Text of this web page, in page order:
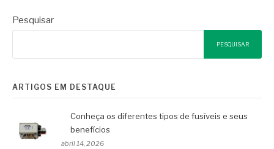
Pesquisar
PESQUISAR
ARTIGOS EM DESTAQUE
Conheça os diferentes tipos de fusíveis e seus
benefícios
abril 14, 2026